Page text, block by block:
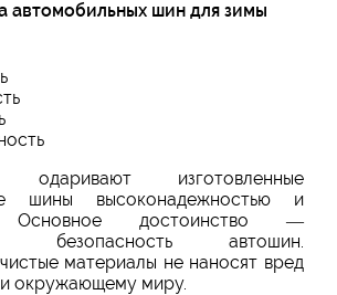
автомобильных шин для зимы
одаривают изготовленные
шины высоконадежностью и
Основное достоинство —
безопасность автошин.
материалы не наносят вред
окружающему миру.